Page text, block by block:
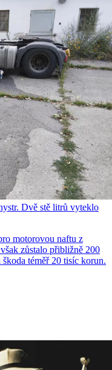
Dvě stě litrů vyteklo
motorovou naftu z
zůstalo přibližně 200
téměř 20 tisíc korun.